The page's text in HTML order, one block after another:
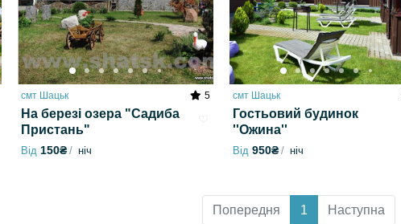
смт Шацьк 5
На березі озера "Садиба
Пристань"
Від 150₴ ніч
смт Шацьк
Гостьовий будинок
''Ожина''
Від 950₴ ніч
Попередня 1 Наступна